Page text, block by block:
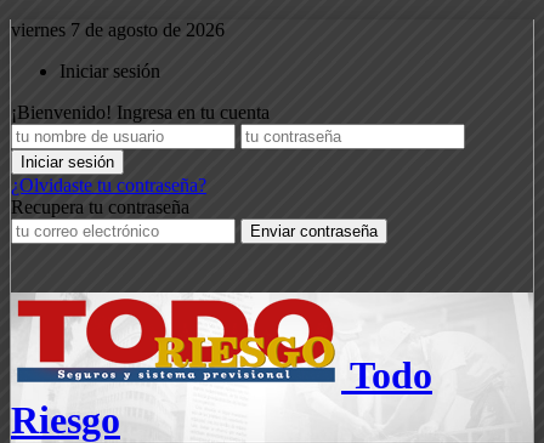
viernes 7 de agosto de 2026
Iniciar sesión
¡Bienvenido! Ingresa en tu cuenta
¿Olvidaste tu contraseña?
Recupera tu contraseña
Todo
Riesgo